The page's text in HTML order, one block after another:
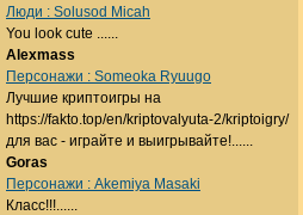
Люди : Solusod Micah
You look cute ......
Alexmass
Персонажи : Someoka Ryuugo
Лучшие криптоигры на
https://fakto.top/en/kriptovalyuta-2/kriptoigry/
для вас - играйте и выигрывайте!......
Goras
Персонажи : Akemiya Masaki
Класс!!!......